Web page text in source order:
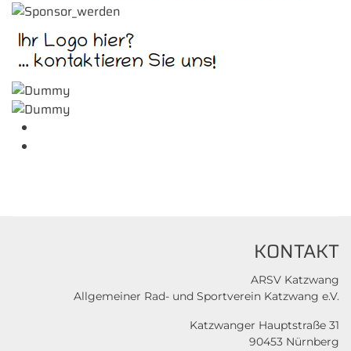
KONTAKT
ARSV Katzwang
Allgemeiner Rad- und Sportverein Katzwang e.V.
Katzwanger Hauptstraße 31
90453 Nürnberg